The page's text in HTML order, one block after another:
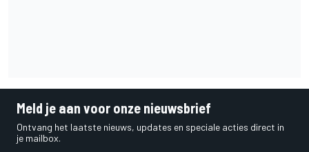
Meld je aan voor onze nieuwsbrief
Ontvang het laatste nieuws, updates en speciale acties direct in
je mailbox.